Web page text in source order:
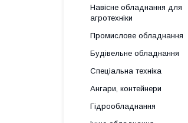
Навісне обладнання для
агротехніки
Промислове обладнання
Будівельне обладнання
Спеціальна техніка
Ангари, контейнери
Гідрообладнання